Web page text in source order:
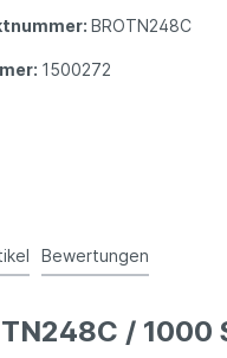
BROTN248C
1500272
Bewertungen
/ 1000